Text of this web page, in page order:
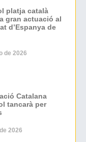
platja català
gran actuació al
d’Espanya de
de 2026
Catalana
tancarà per
2026